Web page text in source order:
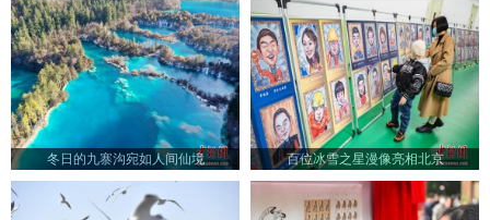
冬日的九寨沟宛如人间仙境 百位冰雪之星漫像亮相北京